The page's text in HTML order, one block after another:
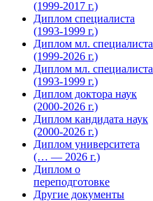
(1999-2017 г.)
Диплом специалиста
(1993-1999 г.)
Диплом мл. специалиста
(1999-2026 г.)
Диплом мл. специалиста
(1993-1999 г.)
Диплом доктора наук
(2000-2026 г.)
Диплом кандидата наук
(2000-2026 г.)
Диплом университета
(… — 2026 г.)
Диплом о
переподготовке
Другие документы